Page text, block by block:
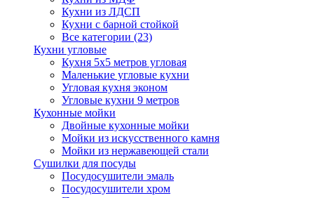
Кухни из ЛДСП
Кухни с барной стойкой
Все категории (23)
Кухни угловые
Кухня 5х5 метров угловая
Маленькие угловые кухни
Угловая кухня эконом
Угловые кухни 9 метров
Кухонные мойки
Двойные кухонные мойки
Мойки из искусственного камня
Мойки из нержавеющей стали
Сушилки для посуды
Посудосушители эмаль
Посудосушители хром